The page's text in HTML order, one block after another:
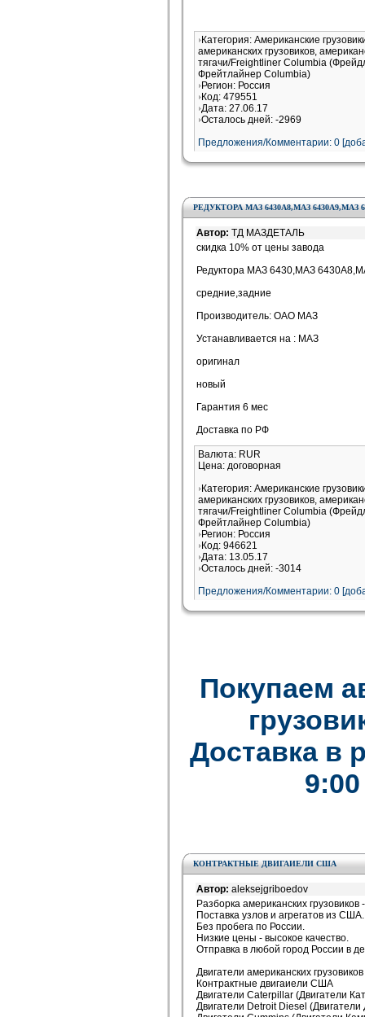
Категория: Американские
американских грузовиков,
тягачи/Freightliner Columbia
Фрейтлайнер Columbia)
Регион: Россия
Код: 479551
Дата: 27.06.17
Осталось дней: -2969
Предложения/Комментарии: 0
РЕДУКТОРА МАЗ 6430А8,МАЗ 6430А9,МАЗ
Автор: ТД МАЗДЕТАЛЬ
скидка 10% от цены завода
Редуктора МАЗ 6430,МАЗ
средние,задние
Производитель: ОАО МАЗ
Устанавливается на : МАЗ
оригинал
новый
Гарантия 6 мес
Доставка по РФ
Валюта: RUR
Цена: договорная
Категория: Американские
американских грузовиков,
тягачи/Freightliner Columbia
Фрейтлайнер Columbia)
Регион: Россия
Код: 946621
Дата: 13.05.17
Осталось дней: -3014
Предложения/Комментарии: 0
Покупаем
Доставка в
КОНТРАКТНЫЕ ДВИГАИЕЛИ США
Автор: aleksejgriboedov
Разборка американских
Поставка узлов и агрегатов из США.
Без пробега по России.
Низкие цены - высокое качество.
Отправка в любой город России в
Двигатели американских
Контрактные двигаиели США
Двигатели Caterpillar (Двигатели
Двигатели Detroit Diesel